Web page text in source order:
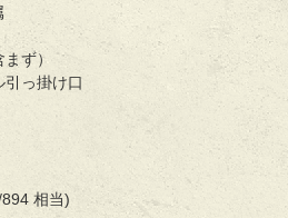
ず）
っ掛け口
相当)